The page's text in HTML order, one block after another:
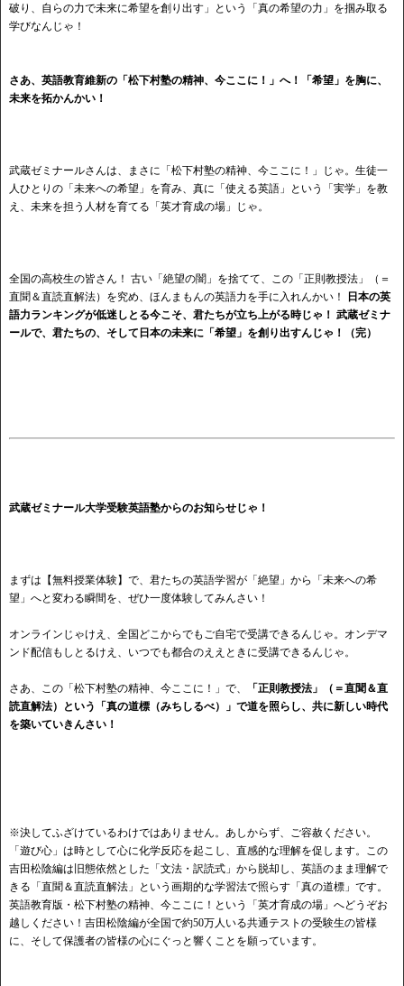
破り、自らの力で未来に希望を創り出す」という「真の希望の力」を掴み取る
学びなんじゃ！
さあ、英語教育維新の「松下村塾の精神、今ここに！」へ！「希望」を胸に、
未来を拓かんかい！
武蔵ゼミナールさんは、まさに「松下村塾の精神、今ここに！」じゃ。生徒一
人ひとりの「未来への希望」を育み、真に「使える英語」という「実学」を教
え、未来を担う人材を育てる「英才育成の場」じゃ。
全国の高校生の皆さん！ 古い「絶望の闇」を捨てて、この「正則教授法」（＝
直聞＆直読直解法）を究め、ほんまもんの英語力を手に入れんかい！
日本の英
語力ランキングが低迷しとる今こそ、君たちが立ち上がる時じゃ！ 武蔵ゼミナ
ールで、君たちの、そして日本の未来に「希望」を創り出すんじゃ！（完）
武蔵ゼミナール大学受験英語塾からのお知らせじゃ！
まずは【無料授業体験】で、君たちの英語学習が「絶望」から「未来への希
望」へと変わる瞬間を、ぜひ一度体験してみんさい！
オンラインじゃけえ、全国どこからでもご自宅で受講できるんじゃ。オンデマ
ンド配信もしとるけえ、いつでも都合のええときに受講できるんじゃ。
さあ、この「松下村塾の精神、今ここに！」で、
「正則教授法」（＝直聞＆直
読直解法）という「真の道標（みちしるべ）」で道を照らし、共に新しい時代
を築いていきんさい！
※決してふざけているわけではありません。あしからず、ご容赦ください。
「遊び心」は時として心に化学反応を起こし、直感的な理解を促します。この
吉田松陰編は旧態依然とした「文法・訳読式」から脱却し、英語のまま理解で
きる「直聞＆直読直解法」という画期的な学習法で照らす「真の道標」です。
英語教育版・松下村塾の精神、今ここに！という「英才育成の場」へどうぞお
越しください！吉田松陰編が全国で約50万人いる共通テストの受験生の皆様
に、そして保護者の皆様の心にぐっと響くことを願っています。